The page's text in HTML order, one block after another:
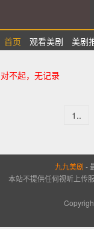
首页 观看美剧 美剧
对不起，无记录
1..
九九美剧 -
本站不提供任何视听上传